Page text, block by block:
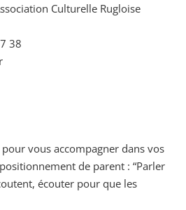
Culturelle Rugloise
38
vous accompagner dans vos
de parent : “Parler
écouter pour que les